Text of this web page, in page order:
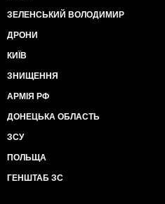
ЗЕЛЕНСЬКИЙ ВОЛОДИМИР
ДРОНИ
КИЇВ
ЗНИЩЕННЯ
АРМІЯ РФ
ДОНЕЦЬКА ОБЛАСТЬ
ЗСУ
ПОЛЬЩА
ГЕНШТАБ ЗС